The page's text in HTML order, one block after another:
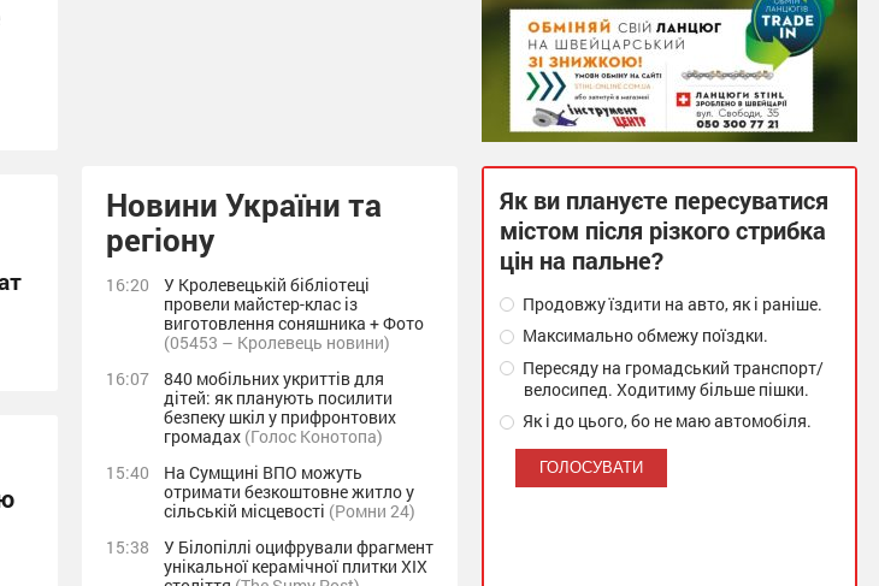
Новини України та
регіону
16:20
У Кролевецькій бібліотеці
провели майстер-клас із
виготовлення соняшника + Фото
(05453 – Кролевець новини)
16:07
840 мобільних укриттів для
дітей: як планують посилити
безпеку шкіл у прифронтових
громадах (Голос Конотопа)
15:40
На Сумщині ВПО можуть
отримати безкоштовне житло у
сільській місцевості (Ромни 24)
15:38
У Білопіллі оцифрували фрагмент
унікальної керамічної плитки XIX
Як ви плануєте пересуватися
містом після різкого стрибка
цін на пальне?
Продовжу їздити на авто, як і раніше.
Максимально обмежу поїздки.
Пересяду на громадський транспорт/
велосипед. Ходитиму більше пішки.
Як і до цього, бо не маю автомобіля.